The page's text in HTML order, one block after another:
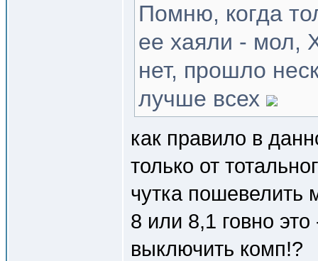
Помню, когда
ее хаяли - мол,
нет, прошло
лучше всех
как правило в
только от
чутка пошевелить
8 или 8,1 говно
выключить комп!?